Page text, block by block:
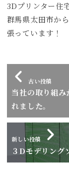
3Dプリンター住
群馬県太田市か
張っています！
古い投稿
当社の取り組
れました。
新しい投稿
３Dモデリング